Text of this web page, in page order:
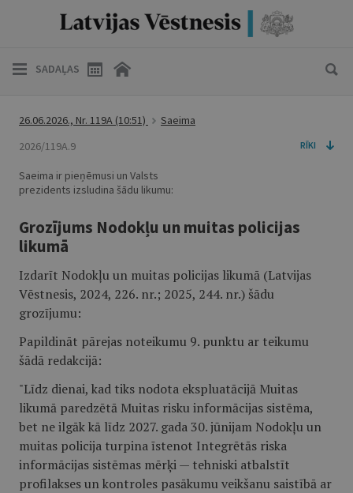
SADAĻAS
26.06.2026., Nr. 119A (10:51)
Saeima
2026/119A.9
RĪKI
Saeima ir pieņēmusi un Valsts
prezidents izsludina šādu likumu:
Grozījums Nodokļu un muitas policijas
likumā
Izdarīt Nodokļu un muitas policijas likumā (Latvijas
Vēstnesis, 2024, 226. nr.; 2025, 244. nr.) šādu
grozījumu:
Papildināt pārejas noteikumu 9. punktu ar teikumu
šādā redakcijā:
"Līdz dienai, kad tiks nodota ekspluatācijā Muitas
likumā paredzētā Muitas risku informācijas sistēma,
bet ne ilgāk kā līdz 2027. gada 30. jūnijam Nodokļu un
muitas policija turpina īstenot Integrētās riska
informācijas sistēmas mērķi — tehniski atbalstīt
profilakses un kontroles pasākumu veikšanu saistībā ar